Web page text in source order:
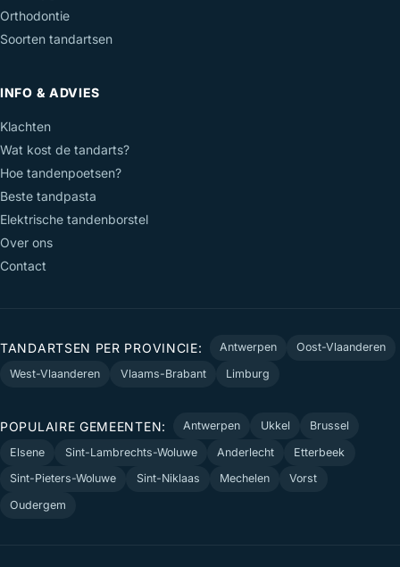
Orthodontie
Soorten tandartsen
INFO & ADVIES
Klachten
Wat kost de tandarts?
Hoe tandenpoetsen?
Beste tandpasta
Elektrische tandenborstel
Over ons
Contact
TANDARTSEN PER PROVINCIE: Antwerpen
Oost-Vlaanderen
West-Vlaanderen
Vlaams-Brabant Limburg
POPULAIRE GEMEENTEN: Antwerpen Ukkel
Brussel
Elsene
Sint-Lambrechts-Woluwe Anderlecht
Etterbeek
Sint-Pieters-Woluwe
Sint-Niklaas Mechelen
Vorst
Oudergem